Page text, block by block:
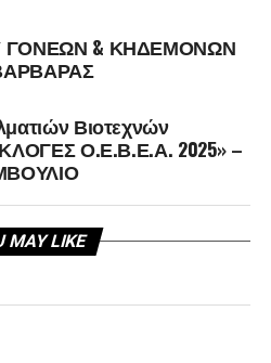
ΓΟΝΕΩΝ & ΚΗΔΕΜΟΝΩΝ
Βιοτεχνών
Ο.Ε.Β.Ε.Α. 2025» –
MAY LIKE